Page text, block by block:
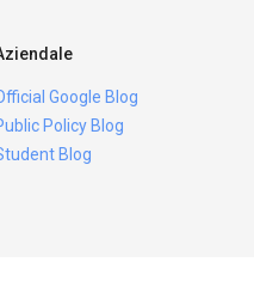
Google Blog
Policy Blog
Blog